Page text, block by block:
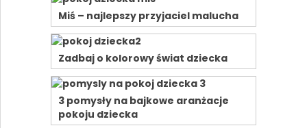
Miś – najlepszy przyjaciel malucha
Zadbaj o kolorowy świat dziecka
3 pomysły na bajkowe aranżacje
pokoju dziecka